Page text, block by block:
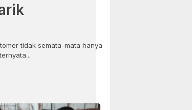
tidak semata-mata hanya